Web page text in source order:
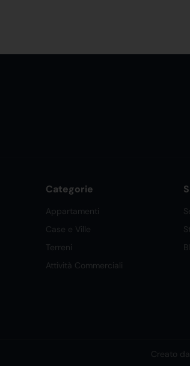
Categorie
Appartamenti
Case e Ville
Terreni
Attività Commerciali
Creato